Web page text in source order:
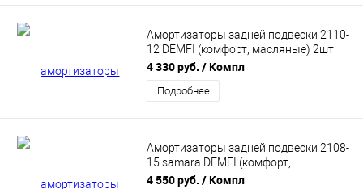
Амортизаторы задней подвески 2110-
12 DEMFI (комфорт, масляные) 2шт
SRC1000
4 330 руб. / Компл
Подробнее
Амортизаторы задней подвески 2108-
15 samara DEMFI (комфорт,
газомасляные) 2шт SRC0810
4 550 руб. / Компл